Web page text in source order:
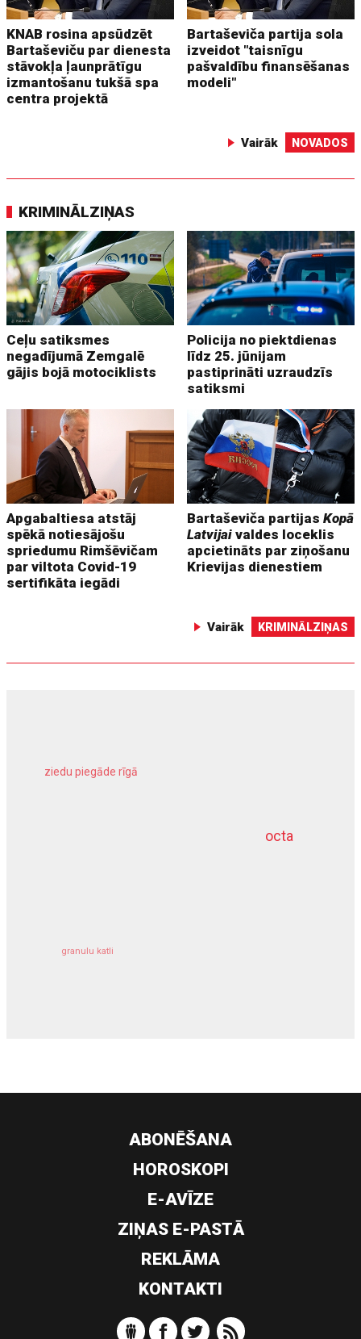
KNAB rosina apsūdzēt
Bartaševiču par dienesta
stāvokļa ļaunprātīgu
izmantošanu tukšā spa
centra projektā
Bartaševiča partija sola
izveidot "taisnīgu
pašvaldību finansēšanas
modeli"
Vairāk NOVADOS
KRIMINĀLZIŅAS
Ceļu satiksmes
negadījumā Zemgalē
gājis bojā motociklists
Policija no piektdienas
līdz 25. jūnijam
pastiprināti uzraudzīs
satiksmi
Apgabaltiesa atstāj
spēkā notiesājošu
spriedumu Rimšēvičam
par viltota Covid-19
sertifikāta iegādi
Bartaševiča partijasKopā
Latvijai valdes loceklis
apcietināts par ziņošanu
Krievijas dienestiem
Vairāk KRIMINĀLZIŅAS
octa
ziedu piegāde rīgā
granulu katli
dziļurbums
ABONĒŠANA
HOROSKOPI
E-AVĪZE
ZIŅAS E-PASTĀ
REKLĀMA
KONTAKTI